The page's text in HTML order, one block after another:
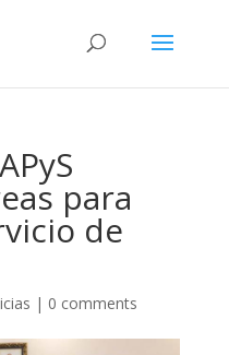
para
de
| 0 comments